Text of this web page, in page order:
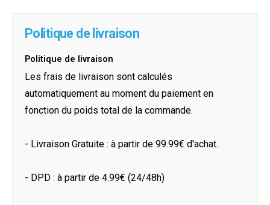
Politique de livraison
Politique de livraison
Les frais de livraison sont calculés
automatiquement au moment du paiement en
fonction du poids total de la commande.
- Livraison Gratuite : à partir de 99.99€ d'achat.
- DPD : à partir de 4.99€ (24/48h)